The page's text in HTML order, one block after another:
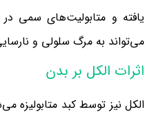
یافته و متابولیت‌های سمی
می‌تواند به مرگ سلولی و
اثرات الکل بر بدن
الکل نیز توسط کبد متابولیزه